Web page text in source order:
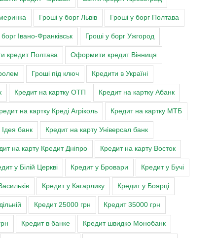
Гроші у борг Львів Гроші у борг Полтава
Івано-Франківськ Гроші у борг Ужгород
кредит Полтава Оформити кредит Вінниця
Гроші під ключ Кредити в Україні
Кредит на картку ОТП Кредит на картку Абанк
на картку Креді Агріколь Кредит на картку МТБ
Ідея банк Кредит на карту Універсал банк
на карту Кредит Дніпро Кредит на карту Восток
у Білій Церкві Кредит у Бровари Кредит у Бучі
Кредит у Кагарлику Кредит у Боярці
Кредит 25000 грн Кредит 35000 грн
Кредит в банке Кредит швидко Монобанк